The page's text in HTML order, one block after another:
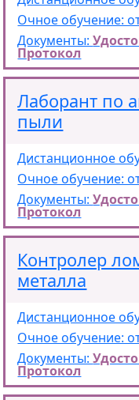
Очное обучение:
Документы:
Протокол
Лаборант по
пыли
Дистанционное
Очное обучение:
Документы:
Протокол
Контролер
металла
Дистанционное
Очное обучение:
Документы:
Протокол